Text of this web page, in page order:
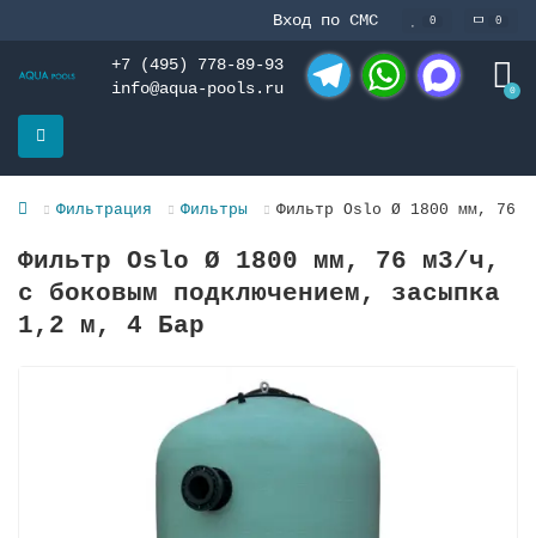
Вход по СМС 0 0
+7 (495) 778-89-93
info@aqua-pools.ru
0
Фильтрация Фильтры Фильтр Oslo Ø 1800 мм, 76
Фильтр Oslo Ø 1800 мм, 76 м3/ч,
с боковым подключением, засыпка
1,2 м, 4 Бар